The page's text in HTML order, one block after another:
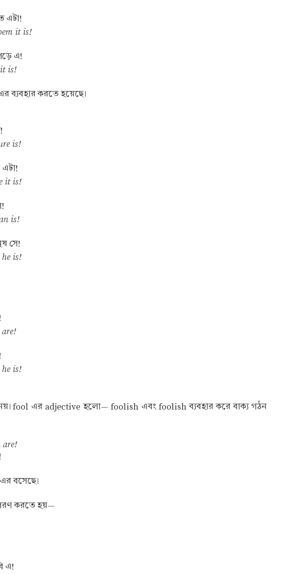
এটা!
it is!
এ!
is!
ব্যবহার করতে হয়েছে।
is!
এটা!
it is!
is!
সে!
is!
is!
fool এর adjective হলো— foolish এবং foolish ব্যবহার করে বাক্য গঠন
বসেছে।
করতে হয়—
এ!